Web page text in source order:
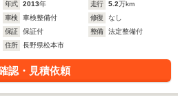
年式 2013年 走行 5.2万km
車検
車検整備付 修復
なし
保証
保証付 整備
法定整備付
住所
長野県松本市
認・見積依頼